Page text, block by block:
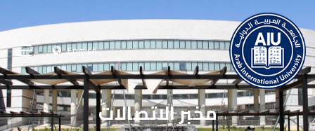
English
مخبر الاتصالات